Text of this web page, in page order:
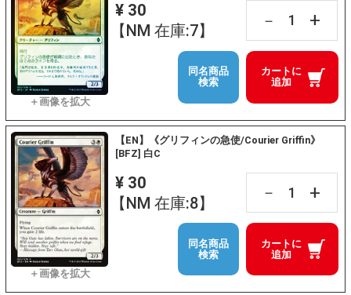
¥ 30
【NM 在庫:7】
－ +
カートに
追加
同名商品
検索
【EN】《グリフィンの急使/Courier Griffin》
[BFZ] 白C
¥ 30
【NM 在庫:8】
－ +
カートに
追加
同名商品
検索